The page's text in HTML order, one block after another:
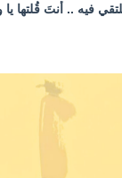
فيه .. أنتَ قُلتها